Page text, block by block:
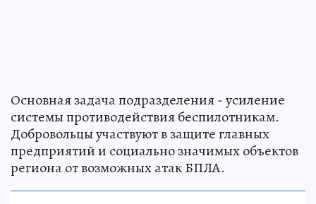
Основная задача подразделения - усиление
системы противодействия беспилотникам.
Добровольцы участвуют в защите главных
предприятий и социально значимых объектов
региона от возможных атак БПЛА.